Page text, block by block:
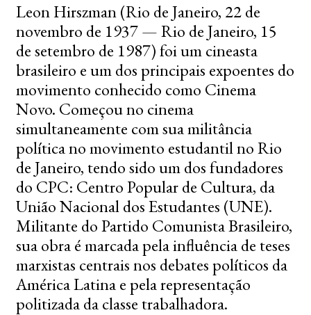
Leon Hirszman (Rio de Janeiro, 22 de
novembro de 1937 — Rio de Janeiro, 15
de setembro de 1987) foi um cineasta
brasileiro e um dos principais expoentes do
movimento conhecido como Cinema
Novo. Começou no cinema
simultaneamente com sua militância
política no movimento estudantil no Rio
de Janeiro, tendo sido um dos fundadores
do CPC: Centro Popular de Cultura, da
União Nacional dos Estudantes (UNE).
Militante do Partido Comunista Brasileiro,
sua obra é marcada pela influência de teses
marxistas centrais nos debates políticos da
América Latina e pela representação
politizada da classe trabalhadora.